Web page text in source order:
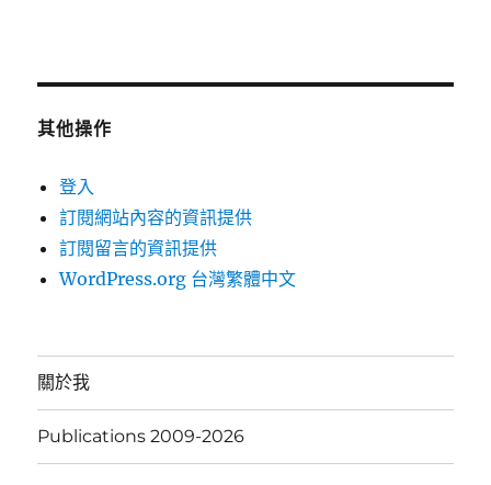
其他操作
登入
訂閱網站內容的資訊提供
訂閱留言的資訊提供
WordPress.org 台灣繁體中文
關於我
Publications 2009-2026